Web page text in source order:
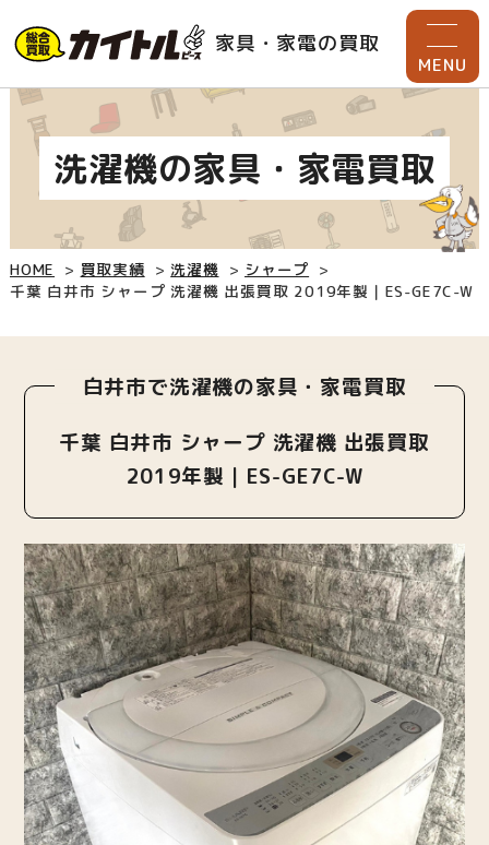
家具・家電の買取
MENU
洗濯機の家具・家電買取
HOME 買取実績 洗濯機
シャープ
千葉 白井市 シャープ 洗濯機 出張買取 2019年製｜ES-GE7C-W
白井市で洗濯機の家具・家電買取
千葉 白井市 シャープ 洗濯機 出張買取
2019年製｜ES-GE7C-W